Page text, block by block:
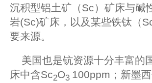
沉积型铝土矿（Sc）矿床与碱
岩(Sc)矿床，以及某些铁钛（
要来源。
美国也是钪资源十分丰富的
床中含Sc2O3 100ppm；新墨